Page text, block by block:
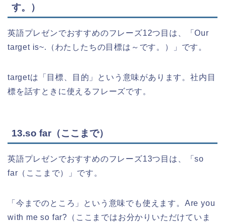
す。）
英語プレゼンでおすすめのフレーズ12つ目は、「Our
target is~.（わたしたちの目標は～です。）」です。
targetは「目標、目的」という意味があります。社内目
標を話すときに使えるフレーズです。
13.so far（ここまで）
英語プレゼンでおすすめのフレーズ13つ目は、「so
far（ここまで）」です。
「今までのところ」という意味でも使えます。Are you
with me so far?（ここまではお分かりいただけていま